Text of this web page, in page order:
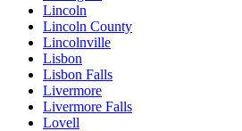
Lincoln
Lincoln County
Lincolnville
Lisbon
Lisbon Falls
Livermore
Livermore Falls
Lovell